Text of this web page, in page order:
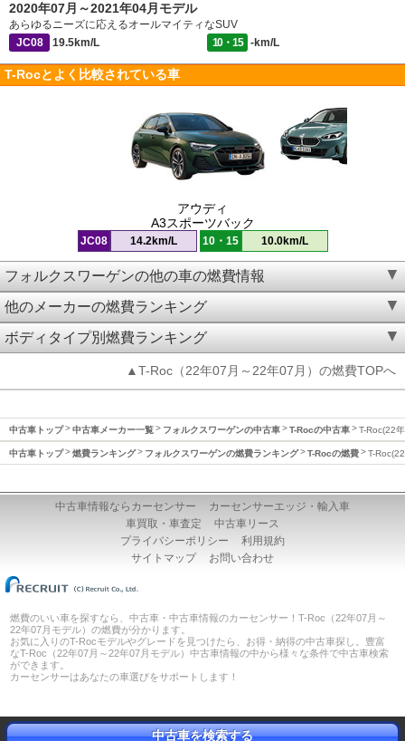
2020年07月～2021年04月モデル
あらゆるニーズに応えるオールマイティなSUV
JC08
19.5km/L 10・15 -km/L
T-Rocとよく比較されている車
アウディ
A3スポーツバック
JC08 14.2km/L 10・15 10.0km/L
フォルクスワーゲンの他の車の燃費情報
他のメーカーの燃費ランキング
ボディタイプ別燃費ランキング
▲T-Roc（22年07月～22年07月）の燃費TOPへ
中古車トップ 中古車メーカー一覧 フォルクスワーゲンの中古車 T-Rocの中古車 T-Roc(22
中古車トップ 燃費ランキング フォルクスワーゲンの燃費ランキング T-Rocの燃費 T-
中古車情報ならカーセンサー
カーセンサーエッジ・輸入車
車買取・車査定
中古車リース
プライバシーポリシー
利用規約
サイトマップ
お問い合わせ
燃費のいい車を探すなら、中古車・中古車情報のカーセンサー！T-Roc（22年07月～
22年07月モデル）の燃費が分かります。
お気に入りのT-Rocモデルやグレードを見つけたら、お得・納得の中古車探し。豊富
なT-Roc（22年07月～22年07月モデル）中古車情報の中から様々な条件で中古車検索
ができます。
カーセンサーはあなたの車選びをサポートします！
中古車を検索する